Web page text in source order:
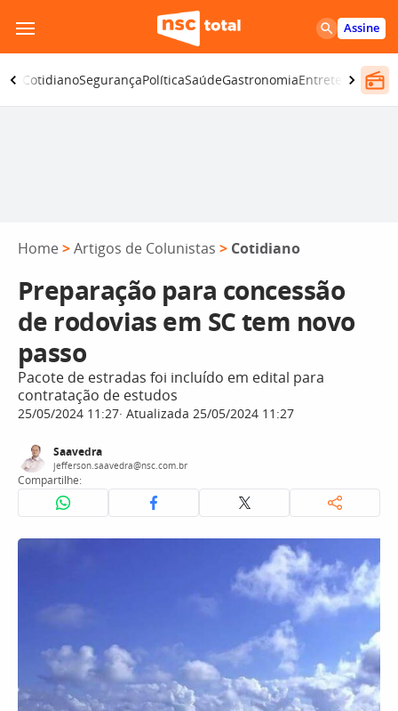
para
o
conteúdo
Assine
CotidianoSegurançaPolíticaSaúdeGastronomiaEntretenimento
Home >Artigos de Colunistas > Cotidiano
Preparação para concessão
de rodovias em SC tem novo
passo
Pacote de estradas foi incluído em edital para
contratação de estudos
25/05/2024 11:27 Atualizada 25/05/2024 11:27
Saavedra
jefferson.saavedra@nsc.com.br
Compartilhe: